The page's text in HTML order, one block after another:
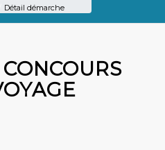
Détail démarche